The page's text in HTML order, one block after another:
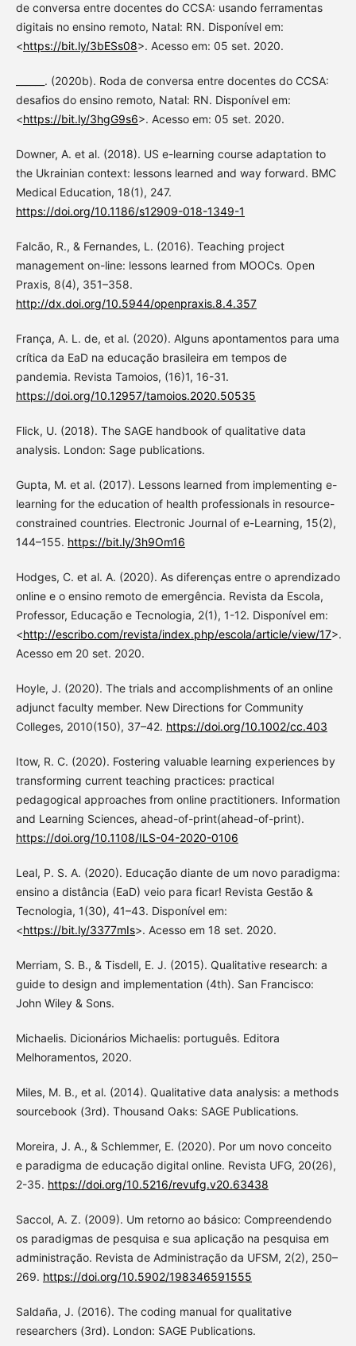
de conversa entre docentes do CCSA: usando ferramentas
digitais no ensino remoto, Natal: RN. Disponível em:
<https://bit.ly/3bESs08>. Acesso em: 05 set. 2020.
______. (2020b). Roda de conversa entre docentes do CCSA:
desafios do ensino remoto, Natal: RN. Disponível em:
<https://bit.ly/3hgG9s6>. Acesso em: 05 set. 2020.
Downer, A. et al. (2018). US e-learning course adaptation to
the Ukrainian context: lessons learned and way forward. BMC
Medical Education, 18(1), 247.
https://doi.org/10.1186/s12909-018-1349-1
Falcão, R., & Fernandes, L. (2016). Teaching project
management on-line: lessons learned from MOOCs. Open
Praxis, 8(4), 351–358.
http://dx.doi.org/10.5944/openpraxis.8.4.357
França, A. L. de, et al. (2020). Alguns apontamentos para uma
crítica da EaD na educação brasileira em tempos de
pandemia. Revista Tamoios, (16)1, 16-31.
https://doi.org/10.12957/tamoios.2020.50535
Flick, U. (2018). The SAGE handbook of qualitative data
analysis. London: Sage publications.
Gupta, M. et al. (2017). Lessons learned from implementing e-
learning for the education of health professionals in resource-
constrained countries. Electronic Journal of e-Learning, 15(2),
144–155. https://bit.ly/3h9Om16
Hodges, C. et al. A. (2020). As diferenças entre o aprendizado
online e o ensino remoto de emergência. Revista da Escola,
Professor, Educação e Tecnologia, 2(1), 1-12. Disponível em:
<http://escribo.com/revista/index.php/escola/article/view/17>.
Acesso em 20 set. 2020.
Hoyle, J. (2020). The trials and accomplishments of an online
adjunct faculty member. New Directions for Community
Colleges, 2010(150), 37–42. https://doi.org/10.1002/cc.403
Itow, R. C. (2020). Fostering valuable learning experiences by
transforming current teaching practices: practical
pedagogical approaches from online practitioners. Information
and Learning Sciences, ahead-of-print(ahead-of-print).
https://doi.org/10.1108/ILS-04-2020-0106
Leal, P. S. A. (2020). Educação diante de um novo paradigma:
ensino a distância (EaD) veio para ficar! Revista Gestão &
Tecnologia, 1(30), 41–43. Disponível em:
<https://bit.ly/3377mIs>. Acesso em 18 set. 2020.
Merriam, S. B., & Tisdell, E. J. (2015). Qualitative research: a
guide to design and implementation (4th). San Francisco:
John Wiley & Sons.
Michaelis. Dicionários Michaelis: português. Editora
Melhoramentos, 2020.
Miles, M. B., et al. (2014). Qualitative data analysis: a methods
sourcebook (3rd). Thousand Oaks: SAGE Publications.
Moreira, J. A., & Schlemmer, E. (2020). Por um novo conceito
e paradigma de educação digital online. Revista UFG, 20(26),
2-35. https://doi.org/10.5216/revufg.v20.63438
Saccol, A. Z. (2009). Um retorno ao básico: Compreendendo
os paradigmas de pesquisa e sua aplicação na pesquisa em
administração. Revista de Administração da UFSM, 2(2), 250–
269. https://doi.org/10.5902/198346591555
Saldaña, J. (2016). The coding manual for qualitative
researchers (3rd). London: SAGE Publications.